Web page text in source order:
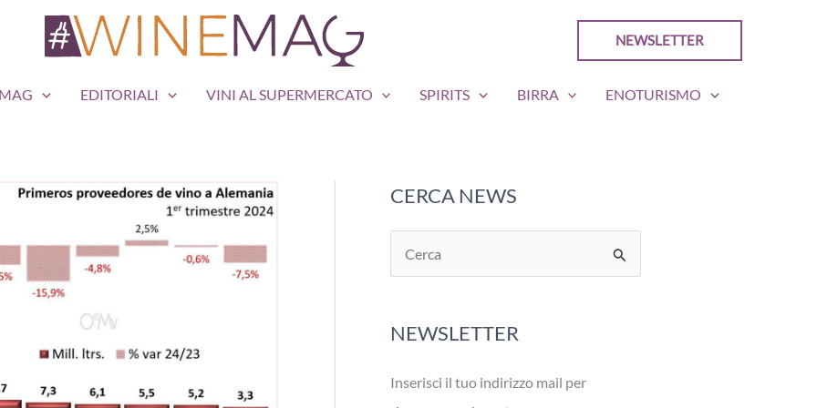
NEWSLETTER
EDITORIALI VINI AL SUPERMERCATO SPIRITS BIRRA ENOTURISMO
CERCA NEWS
e
c
:
NEWSLETTER
Inserisci il tuo indirizzo mail per